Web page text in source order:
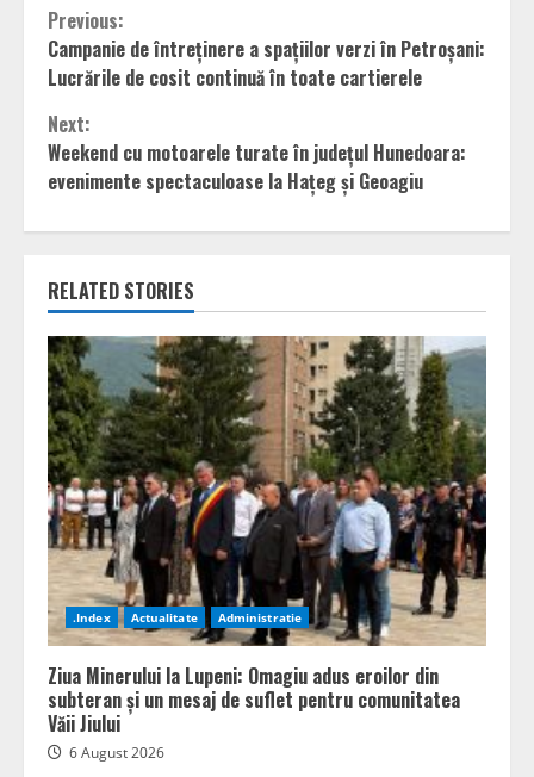
Continue
Reading
Previous:
Campanie de întreținere a spațiilor verzi în Petroșani:
Lucrările de cosit continuă în toate cartierele
Next:
Weekend cu motoarele turate în județul Hunedoara:
evenimente spectaculoase la Hațeg și Geoagiu
RELATED STORIES
.Index Actualitate Administratie
Ziua Minerului la Lupeni: Omagiu adus eroilor din
subteran și un mesaj de suflet pentru comunitatea
Văii Jiului
6 August 2026